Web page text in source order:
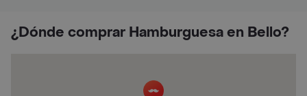
¿Dónde comprar Hamburguesa en Bello?